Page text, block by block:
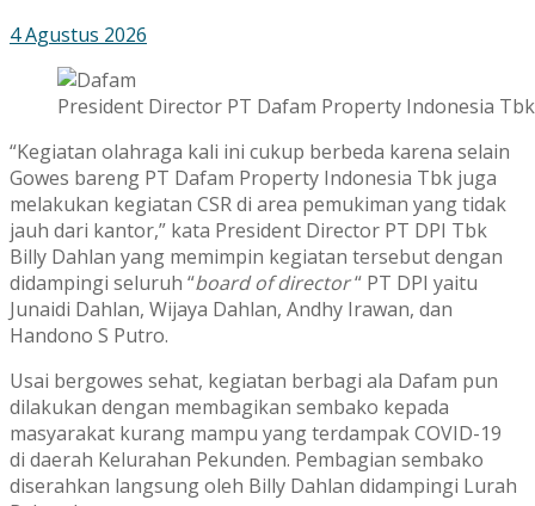
4 Agustus 2026
President Director PT Dafam Property Indonesia
“Kegiatan olahraga kali ini cukup berbeda karena selain
Gowes bareng PT Dafam Property Indonesia Tbk juga
melakukan kegiatan CSR di area pemukiman yang tidak
jauh dari kantor,” kata President Director PT DPI Tbk
Billy Dahlan yang memimpin kegiatan tersebut dengan
didampingi seluruh “board of director“ PT DPI yaitu
Junaidi Dahlan, Wijaya Dahlan, Andhy Irawan, dan
Handono S Putro.
Usai bergowes sehat, kegiatan berbagi ala Dafam pun
dilakukan dengan membagikan sembako kepada
masyarakat kurang mampu yang terdampak COVID-19
di daerah Kelurahan Pekunden. Pembagian sembako
diserahkan langsung oleh Billy Dahlan didampingi Lurah